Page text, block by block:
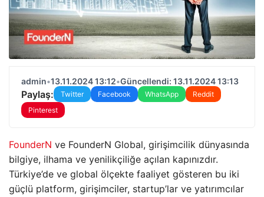
admin•13.11.2024 13:12•Güncellendi: 13.11.2024 13:13
Paylaş: Twitter Facebook WhatsApp
Reddit
Pinterest
FounderN ve FounderN Global, girişimcilik dünyasında
bilgiye, ilhama ve yenilikçiliğe açılan kapınızdır.
Türkiye’de ve global ölçekte faaliyet gösteren bu iki
güçlü platform, girişimciler, startup’lar ve yatırımcılar